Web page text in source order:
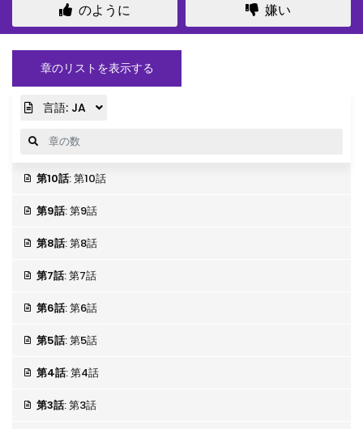
のように 嫌い
章のリストを表示する
言語: JA
第10話: 第10話
第9話: 第9話
第8話: 第8話
第7話: 第7話
第6話: 第6話
第5話: 第5話
第4話: 第4話
第3話: 第3話